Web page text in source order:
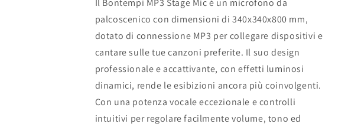
Il Bontempi MP3 Stage Mic è un microfono da
palcoscenico con dimensioni di 340x340x800 mm,
dotato di connessione MP3 per collegare dispositivi e
cantare sulle tue canzoni preferite. Il suo design
professionale e accattivante, con effetti luminosi
dinamici, rende le esibizioni ancora più coinvolgenti.
Con una potenza vocale eccezionale e controlli
intuitivi per regolare facilmente volume, tono ed